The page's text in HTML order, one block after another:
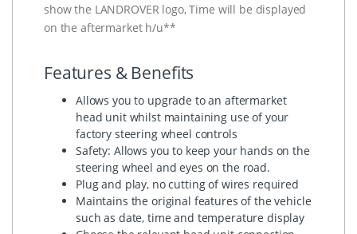
show the LANDROVER logo, Time will be displayed
on the aftermarket h/u**
Features & Benefits
Allows you to upgrade to an aftermarket
head unit whilst maintaining use of your
factory steering wheel controls
Safety: Allows you to keep your hands on the
steering wheel and eyes on the road.
Plug and play, no cutting of wires required
Maintains the original features of the vehicle
such as date, time and temperature display